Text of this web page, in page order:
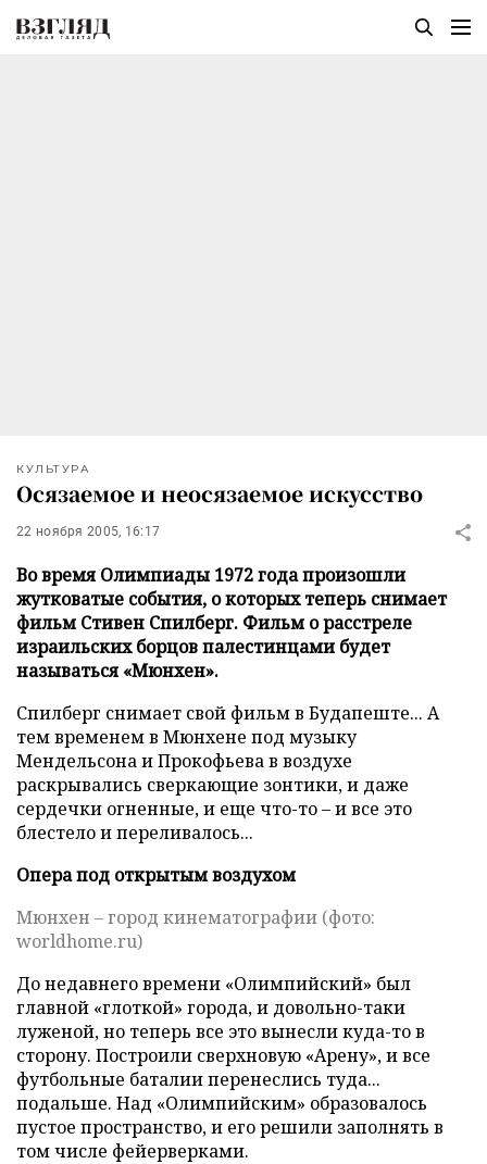
КУЛЬТУРА
Осязаемое и неосязаемое искусство
22 ноября 2005, 16:17
Во время Олимпиады 1972 года произошли
жутковатые события, о которых теперь снимает
фильм Стивен Спилберг. Фильм о расстреле
израильских борцов палестинцами будет
называться «Мюнхен».
Спилберг снимает свой фильм в Будапеште... А
тем временем в Мюнхене под музыку
Мендельсона и Прокофьева в воздухе
раскрывались сверкающие зонтики, и даже
сердечки огненные, и еще что-то – и все это
блестело и переливалось...
Опера под открытым воздухом
Мюнхен – город кинематографии (фото:
worldhome.ru)
До недавнего времени «Олимпийский» был
главной «глоткой» города, и довольно-таки
луженой, но теперь все это вынесли куда-то в
сторону. Построили сверхновую «Арену», и все
футбольные баталии перенеслись туда...
подальше. Над «Олимпийским» образовалось
пустое пространство, и его решили заполнять в
том числе фейерверками.